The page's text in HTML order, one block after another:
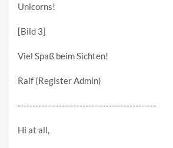
Unicorns!
[Bild 3]
Viel Spaß beim Sichten!
Ralf (Register Admin)
-----------------------------------------------
Hi at all,